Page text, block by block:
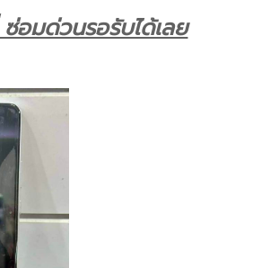
อมด่วนรอรับได้เลย